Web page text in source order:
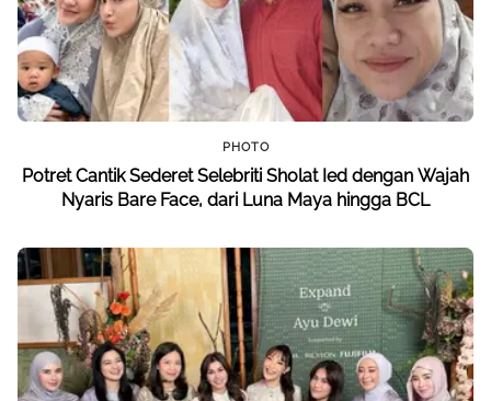
PHOTO
Potret Cantik Sederet Selebriti Sholat Ied dengan Wajah
Nyaris Bare Face, dari Luna Maya hingga BCL